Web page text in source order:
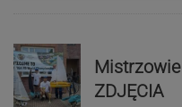
ZDJĘCIA